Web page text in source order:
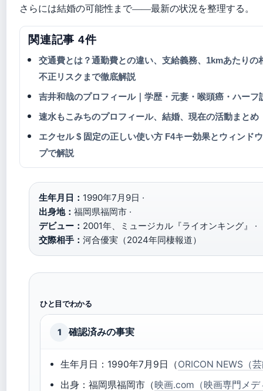
さらには結婚の可能性まで——最新の状況を整理する。
関連記事 4件
交通費とは？通勤費との違い、支給義務、1kmあたりの
不正リスクまで徹底解説
吉井和哉のプロフィール｜学歴・元妻・喉頭癌・ハーフ
速水もこみちのプロフィール、結婚、現在の活動まとめ
エクセル $ 固定の正しい使い方 F4キー効果とウィンド
プで解説
生年月日： 1990年7月9日 ·
出身地： 福岡県福岡市 ·
デビュー： 2001年、ミュージカル『ライオンキング』 ·
交際相手： 河合優実（2024年同棲報道）
ひと目でわかる
1 確認済みの事実
生年月日：1990年7月9日（ORICON NEWS（
出身：福岡県福岡市（映画.com（映画専門メデ